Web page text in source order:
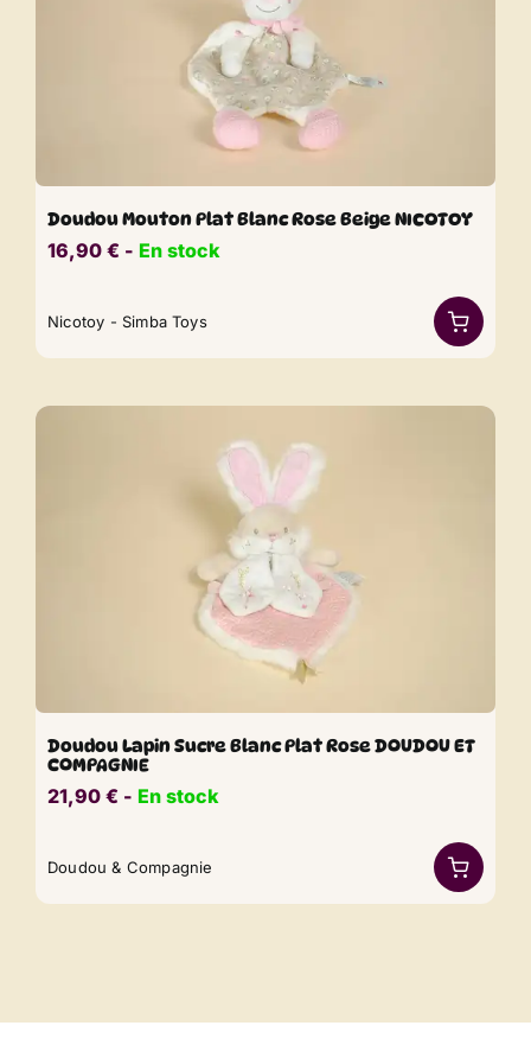
Doudou Mouton Plat Blanc Rose Beige NICOTOY
16,90 € ​​ - En stock
Nicotoy - Simba Toys
Doudou Lapin Sucre Blanc Plat Rose DOUDOU ET
COMPAGNIE
21,90 € ​​ - En stock
Doudou & Compagnie